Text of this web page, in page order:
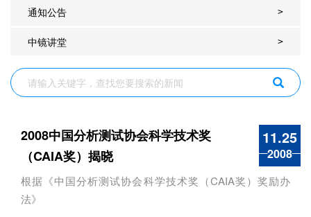
通知公告 >
中镜讲堂 >
11.25
2008
2008中国分析测试协会科学技术奖
（CAIA奖）揭晓
根据《中国分析测试协会科学技术奖（CAIA奖）奖励办
法》